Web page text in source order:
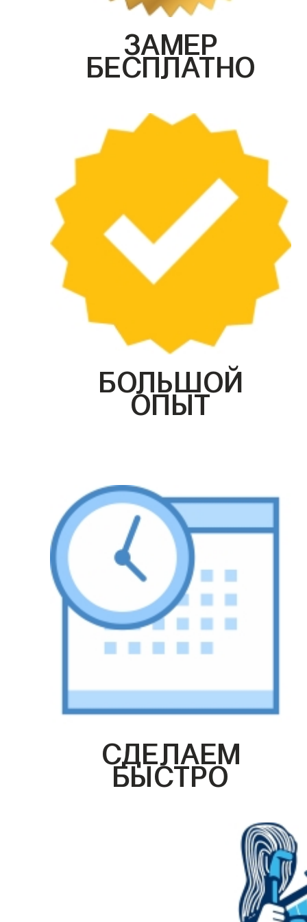
ЗАМЕР
БЕСПЛАТНО
БОЛЬШОЙ
ОПЫТ
СДЕЛАЕМ
БЫСТРО